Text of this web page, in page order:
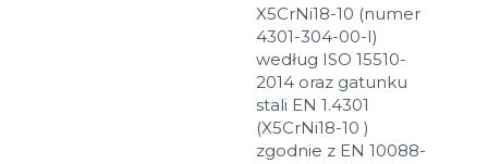
X5CrNi18-10 (numer
4301-304-00-I)
według ISO 15510-
2014 oraz gatunku
stali EN 1.4301
(X5CrNi18-10 )
zgodnie z EN 10088-